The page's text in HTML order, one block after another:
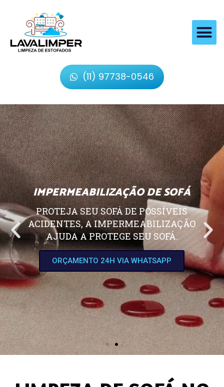
(11) 97738-0546
IMPERMEABILIZAÇÃO DE SOFÁ
PROTEJA SEU SOFÁ DE POSSÍVEIS
ACIDENTES, A IMPERMEABILIZAÇÃO
AJUDA A PROTEGE SEU SOFÁ.
ORÇAMENTO 24H VIA WHATSAPP